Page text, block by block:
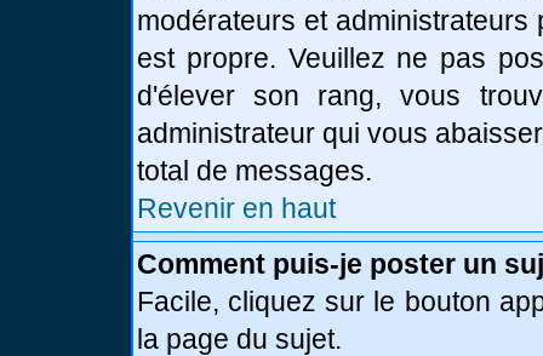
modérateurs et
est propre. Veuillez ne pas
d'élever son rang, vous
administrateur qui vous
total de messages.
Revenir en haut
Comment puis-je poster un
Facile, cliquez sur le bouton
la page du sujet.